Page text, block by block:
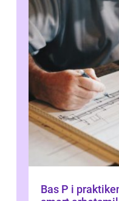
Bas P i